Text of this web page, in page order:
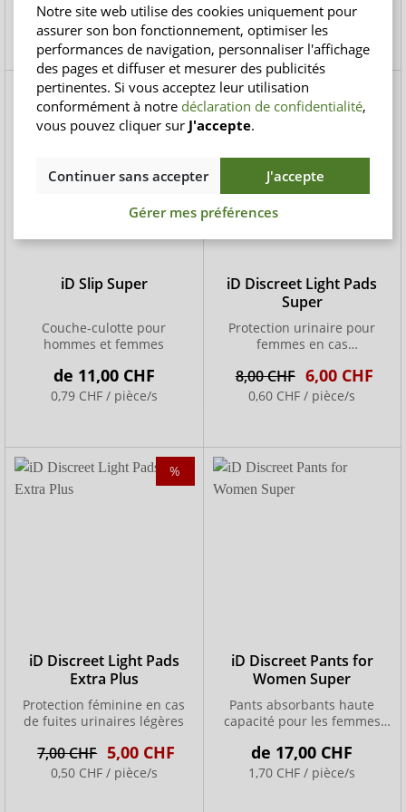
0,60 CHF / pièce/s 2,47 CHF / pièce/s
(2)
iD Slip Super
Couche-culotte pour
hommes et femmes
de 11,00 CHF
0,79 CHF / pièce/s
iD Discreet Light Pads
Super
Protection urinaire pour
femmes en cas
modérée
8,00 CHF 6,00 CHF
0,60 CHF / pièce/s
%
iD Discreet Light Pads
Extra Plus
Protection féminine en cas
de fuites urinaires légères
7,00 CHF 5,00 CHF
0,50 CHF / pièce/s
iD Discreet Pants for
Women Super
Pants absorbants haute
capacité pour les femmes
de 17,00 CHF
1,70 CHF / pièce/s
Notre site web utilise des cookies uniquement pour
assurer son bon fonctionnement, optimiser les
performances de navigation, personnaliser l'affichage
des pages et diffuser et mesurer des publicités
pertinentes. Si vous acceptez leur utilisation
conformément à notre déclaration de confidentialité,
vous pouvez cliquer sur J'accepte.
Continuer sans accepter
J'accepte
Gérer mes préférences